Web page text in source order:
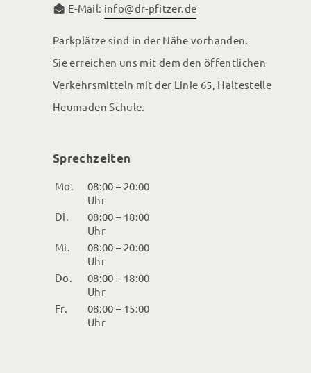
E-Mail: info@dr-pfitzer.de
Parkplätze sind in der Nähe vorhanden.
Sie erreichen uns mit dem den öffentlichen
Verkehrsmitteln mit der Linie 65, Haltestelle
Heumaden Schule.
Sprechzeiten
Mo.
08:00 – 20:00
Uhr
Di.
08:00 – 18:00
Uhr
Mi.
08:00 – 20:00
Uhr
Do.
08:00 – 18:00
Uhr
Fr.
08:00 – 15:00
Uhr